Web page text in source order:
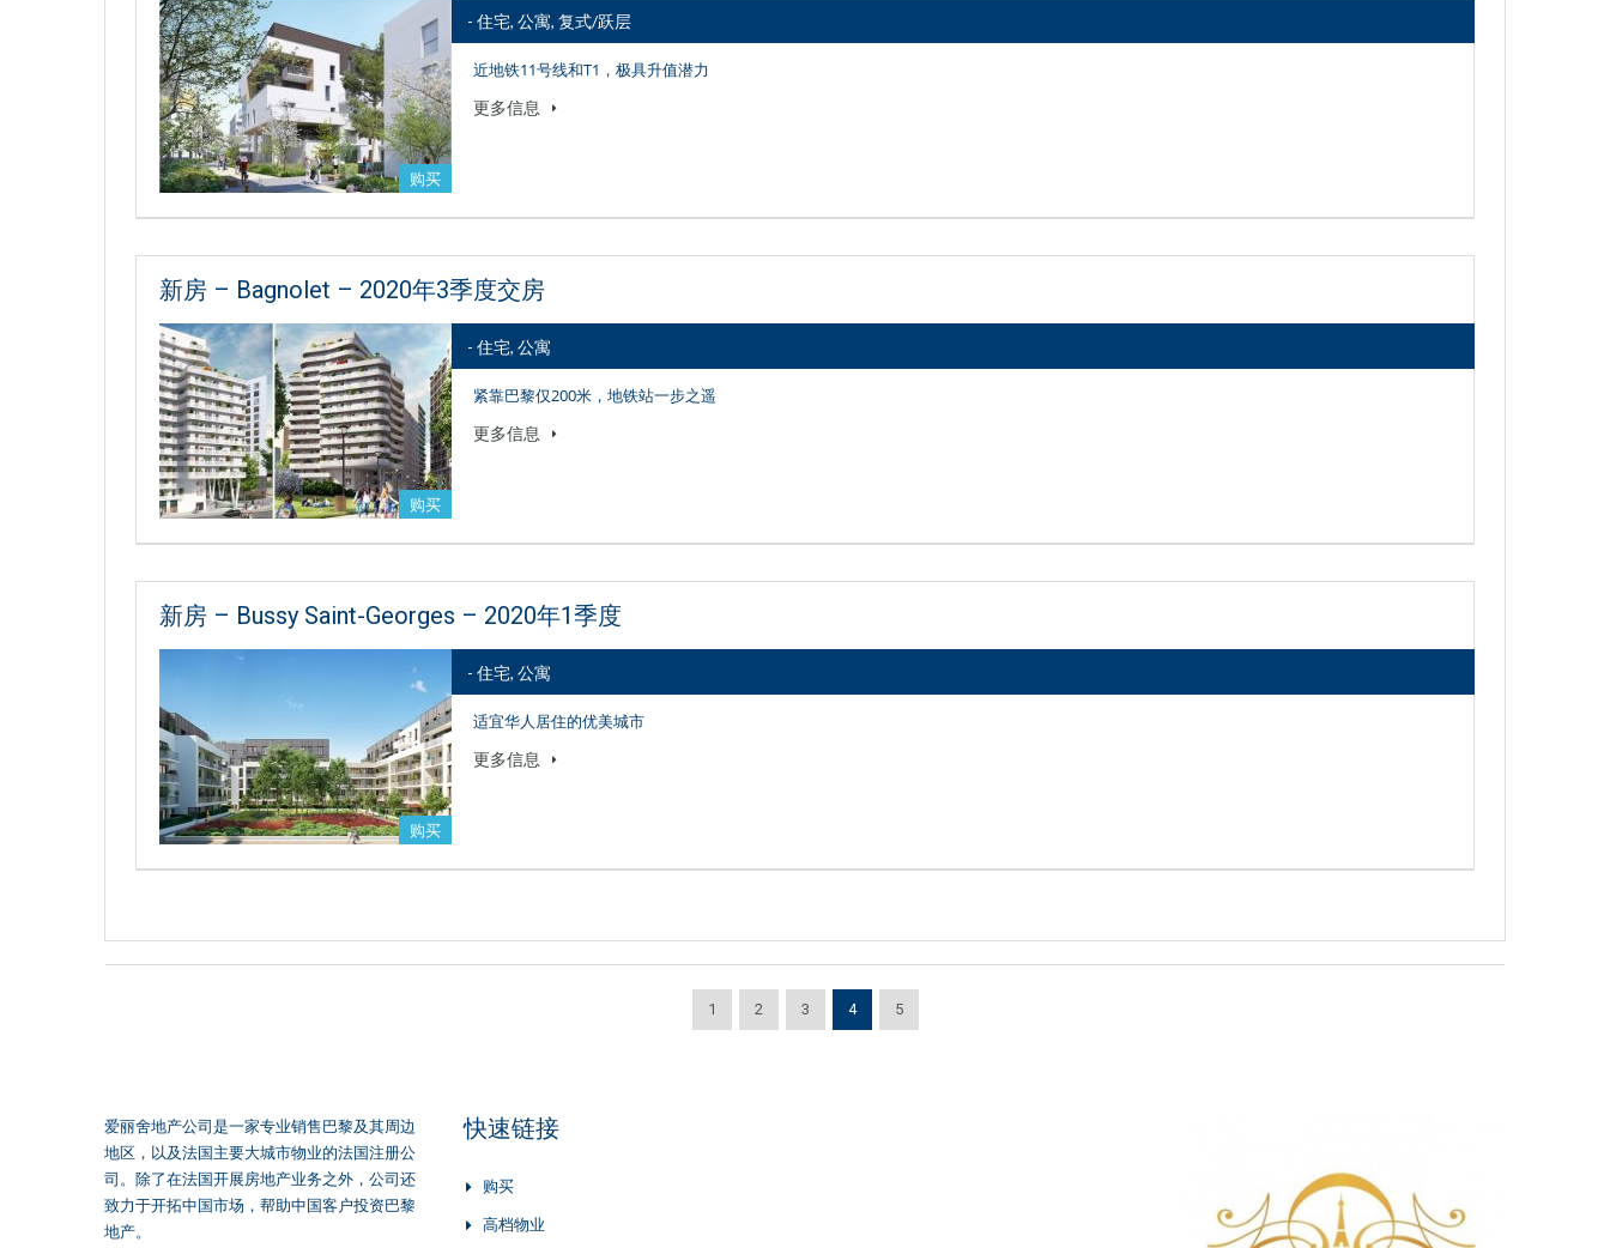
购买
- 住宅, 公寓, 复式/跃层
近地铁11号线和T1，极具升值潜力
更多信息
新房 – Bagnolet – 2020年3季度交房
购买
- 住宅, 公寓
紧靠巴黎仅200米，地铁站一步之遥
更多信息
新房 – Bussy Saint-Georges – 2020年1季度
购买
- 住宅, 公寓
适宜华人居住的优美城市
更多信息
1 2 3 4 5
爱丽舍地产公司是一家专业销售巴黎及其周边
地区，以及法国主要大城市物业的法国注册公
司。除了在法国开展房地产业务之外，公司还
致力于开拓中国市场，帮助中国客户投资巴黎
地产。
快速链接
购买
高档物业